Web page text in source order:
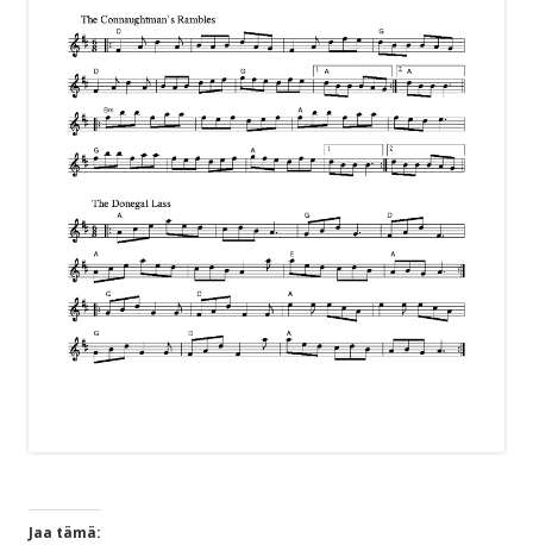
Jaa tämä: